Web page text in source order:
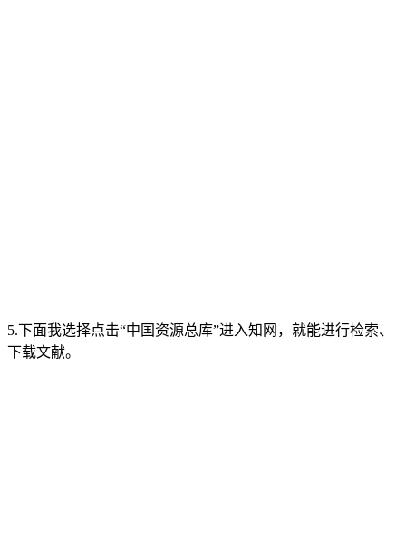
5.下面我选择点击“中国资源总库”进入知网，就能进行检索、
下载文献。